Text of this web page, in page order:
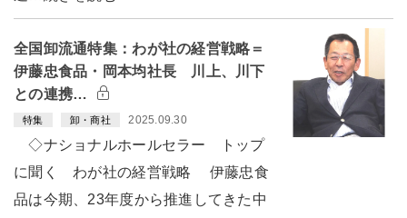
全国卸流通特集：わが社の経営戦略＝
伊藤忠食品・岡本均社長 川上、川下
との連携…
特集 卸・商社 2025.09.30
◇ナショナルホールセラー トップ
に聞く わが社の経営戦略 伊藤忠食
品は今期、23年度から推進してきた中